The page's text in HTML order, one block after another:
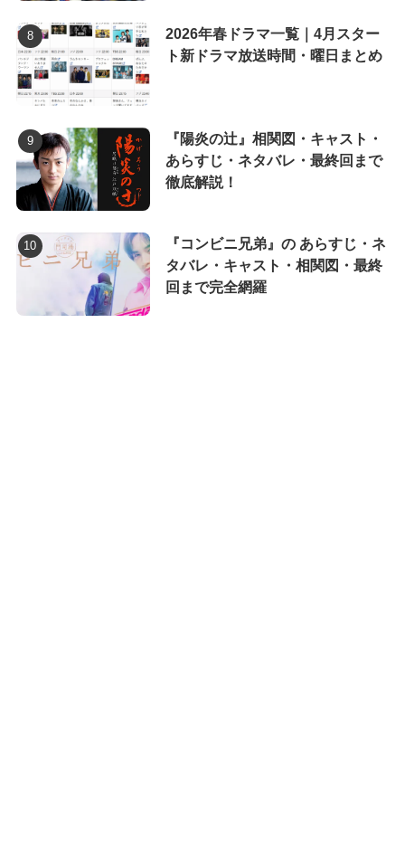
2026年春ドラマ一覧｜4月スター
ト新ドラマ放送時間・曜日まとめ
『陽炎の辻』相関図・キャスト・
あらすじ・ネタバレ・最終回まで
徹底解説！
『コンビニ兄弟』の あらすじ・ネ
タバレ・キャスト・相関図・最終
回まで完全網羅